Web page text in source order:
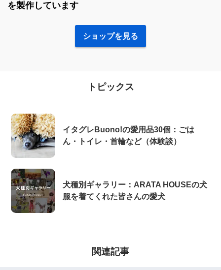
を製作しています
ショップを見る
トピックス
イタグレBuono!の愛用品30個：ごは
ん・トイレ・首輪など（体験談）
犬種別ギャラリー：ARATA HOUSEの犬
服を着てくれた皆さんの愛犬
関連記事